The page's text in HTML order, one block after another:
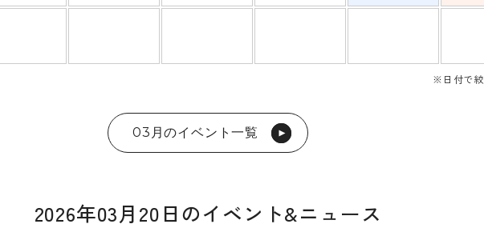
※日付で
03月のイベント一覧
2026年03月20日のイベント&ニュース